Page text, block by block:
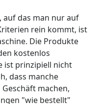
auf das man nur auf
rein kommt, ist
Die Produkte
kostenlos
ist prinzipiell nicht
dass manche
machen,
"wie bestellt"